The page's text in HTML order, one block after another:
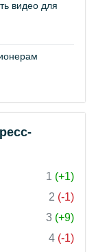
видео для
1 (+1)
2 (-1)
3 (+9)
4 (-1)